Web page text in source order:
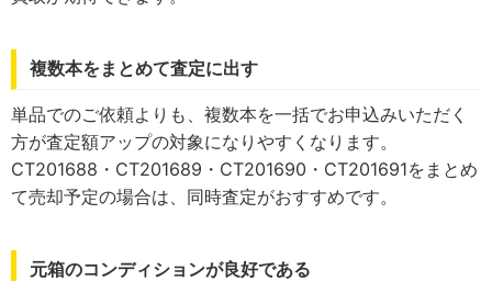
複数本をまとめて査定に出す
単品でのご依頼よりも、複数本を一括でお申込みいただく
方が査定額アップの対象になりやすくなります。
CT201688・CT201689・CT201690・CT201691をまとめ
て売却予定の場合は、同時査定がおすすめです。
元箱のコンディションが良好である